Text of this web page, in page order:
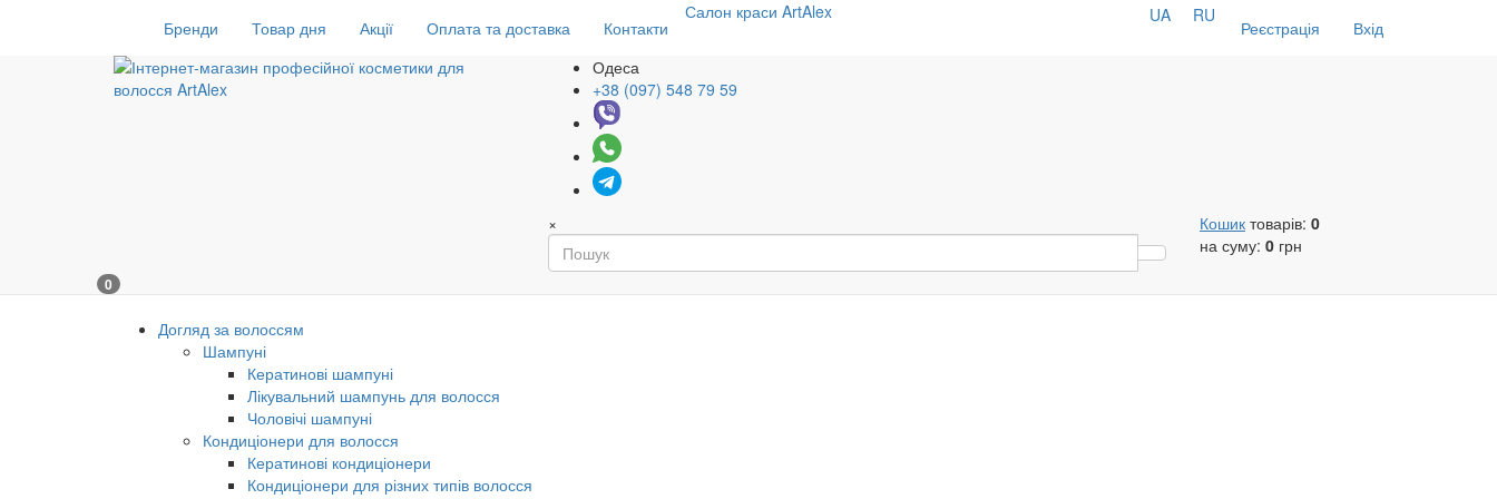
Бренди Товар дня Акції Оплата та доставка Контакти
Салон краси ArtAlex
Реєстрація Вхід
UA RU
Одеса
+38 (097) 548 79 59
× Кошик товарів: 0
на суму: 0 грн
0
Догляд за волоссям
Шампуні
Кератинові шампуні
Лікувальний шампунь для волосся
Чоловічі шампуні
Кондиціонери для волосся
Кератинові кондиціонери
Кондиціонери для різних типів волосся